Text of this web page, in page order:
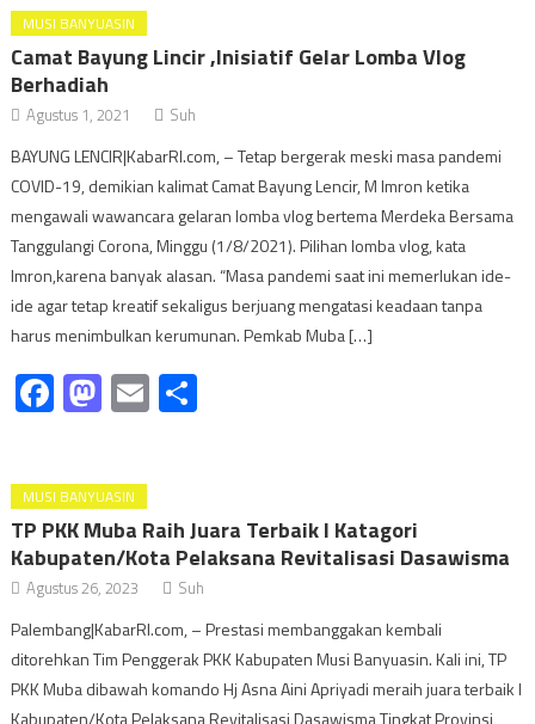
MUSI BANYUASIN
Camat Bayung Lincir ,Inisiatif Gelar Lomba Vlog
Berhadiah
Agustus 1, 2021 Suh
BAYUNG LENCIR|KabarRI.com, – Tetap bergerak meski masa pandemi
COVID-19, demikian kalimat Camat Bayung Lencir, M Imron ketika
mengawali wawancara gelaran lomba vlog bertema Merdeka Bersama
Tanggulangi Corona, Minggu (1/8/2021). Pilihan lomba vlog, kata
Imron,karena banyak alasan. “Masa pandemi saat ini memerlukan ide-
ide agar tetap kreatif sekaligus berjuang mengatasi keadaan tanpa
harus menimbulkan kerumunan. Pemkab Muba […]
Facebook
Mastodon
Email
MUSI BANYUASIN
TP PKK Muba Raih Juara Terbaik I Katagori
Kabupaten/Kota Pelaksana Revitalisasi Dasawisma
Agustus 26, 2023 Suh
Palembang|KabarRI.com, – Prestasi membanggakan kembali
ditorehkan Tim Penggerak PKK Kabupaten Musi Banyuasin. Kali ini, TP
PKK Muba dibawah komando Hj Asna Aini Apriyadi meraih juara terbaik I
Kabupaten/Kota Pelaksana Revitalisasi Dasawisma Tingkat Provinsi